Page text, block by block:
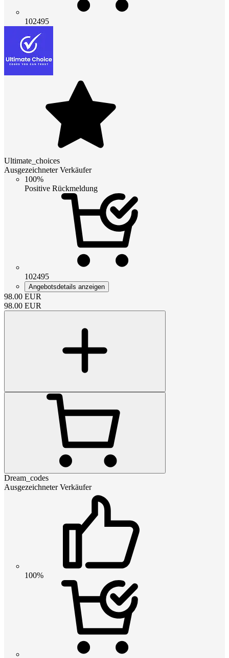
102495
Ultimate_choices
Ausgezeichneter Verkäufer
100%
Positive Rückmeldung
102495
Angebotsdetails anzeigen
98.00 EUR
98.00 EUR
Dream_codes
Ausgezeichneter Verkäufer
100%